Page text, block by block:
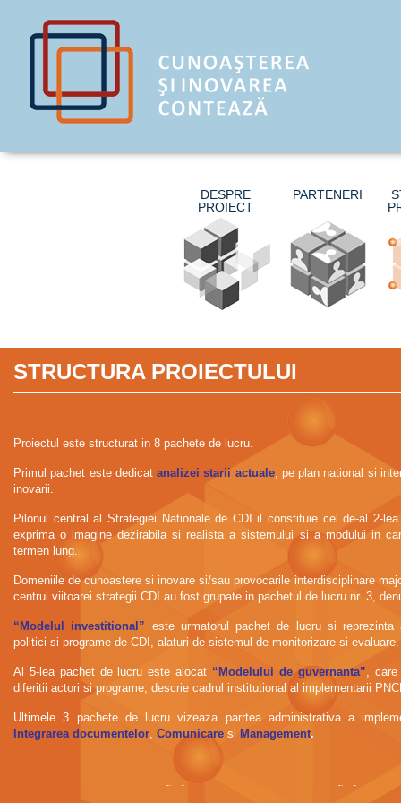
DESPRE
PROIECT
PARTENERI
STRUCTURA PROIECTULUI
Proiectul este structurat in 8 pachete de lucru.
Primul pachet este dedicatanalizei starii actuale, pe plan national si
inovarii.
Pilonul central al Strategiei Nationale de CDI il constituie cel de-al 2-
exprima o imagine dezirabila si realista a sistemului si a modului in
termen lung.
Domeniile de cunoastere si inovare si/sau provocarile interdisciplinare
centrul viitoarei strategii CDI au fost grupate in pachetul de lucru nr. 3,
“Modelul investitional” este urmatorul pachet de lucru si reprezinta
politici si programe de CDI, alaturi de sistemul de monitorizare si evaluare.
Al 5-lea pachet de lucru este alocat “Modelului de guvernanta”, care
diferitii actori si programe; descrie cadrul institutional al implementarii
Ultimele 3 pachete de lucru vizeaza parrtea administrativa a
Integrarea documentelor, Comunicare si Management.
Incluso si usted es una prÃƒÂ¡ctica incansable e interactÃƒÂºa